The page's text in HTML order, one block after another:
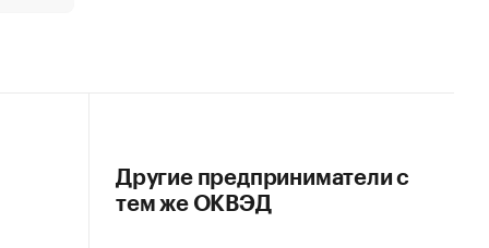
Другие предприниматели с
тем же ОКВЭД